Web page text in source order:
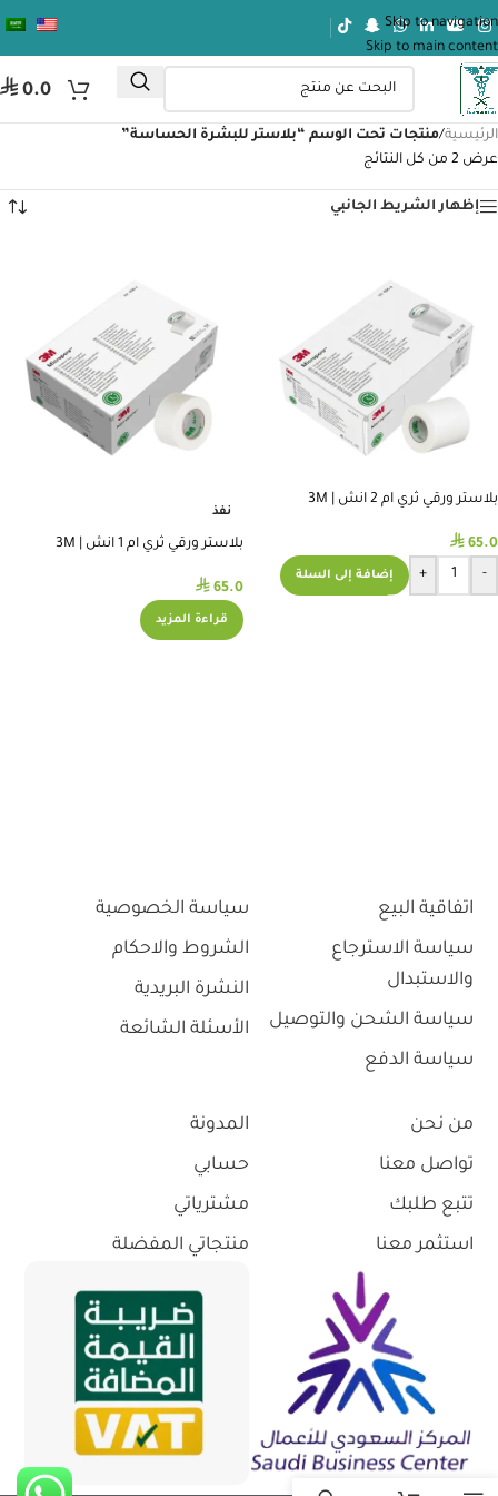
Skip to navigation
Skip to main content
⃁ 0.0
الرئيسية/منتجات تحت الوسم “بلاستر للبشرة الحساسة”
عرض ⁦2⁩ من كل النتائج
إظهار الشريط الجانبي
بلاستر ورقي ثري ام 2 انش | 3M
⃁ 65.0
-
+ إضافة إلى السلة
نفذ
بلاستر ورقي ثري ام 1 انش | 3M
⃁ 65.0
قراءة المزيد
اتفاقية البيع
سياسة الاسترجاع
والاستبدال
سياسة الشحن والتوصيل
سياسة الدفع
سياسة الخصوصية
الشروط والاحكام
النشرة البريدية
الأسئلة الشائعة
من نحن
تواصل معنا
تتبع طلبك
استثمر معنا
المدونة
حسابي
مشترياتي
منتجاتي المفضلة